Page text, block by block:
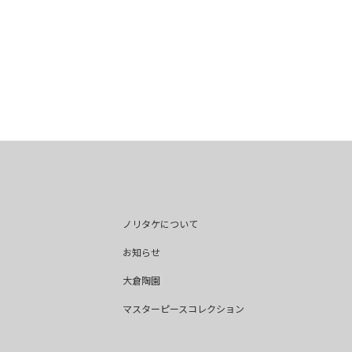
ノリタケについて
お知らせ
大倉陶園
マスターピースコレクション